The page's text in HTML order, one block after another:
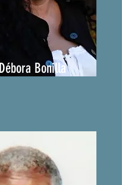
Débora Bonilla